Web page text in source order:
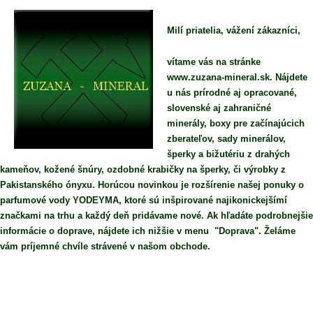
Milí priatelia, vážení zákazníci,
vítame vás na stránke
www.zuzana-mineral.sk. Nájdete
u nás prírodné aj opracované,
slovenské aj zahraničné
minerály, boxy pre začínajúcich
zberateľov, sady minerálov,
šperky a bižutériu z drahých
kameňov, kožené šnúry, ozdobné krabičky na šperky, či výrobky z
Pakistanského ónyxu. Horúcou novinkou je rozšírenie našej ponuky o
parfumové vody YODEYMA, ktoré sú inšpirované najikonickejšímí
značkami na trhu a každý deň pridávame nové. Ak hľadáte podrobnejšie
informácie o doprave, nájdete ich nižšie v menu "Doprava". Želáme
vám príjemné chvíle strávené v našom obchode.